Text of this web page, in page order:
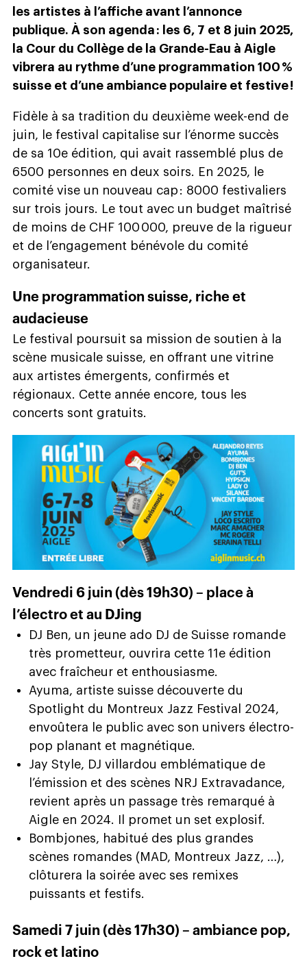
les artistes à l’affiche avant l’annonce
publique. À son agenda : les 6, 7 et 8 juin 2025,
la Cour du Collège de la Grande-Eau à Aigle
vibrera au rythme d’une programmation 100 %
suisse et d’une ambiance populaire et festive !
Fidèle à sa tradition du deuxième week-end de
juin, le festival capitalise sur l’énorme succès
de sa 10e édition, qui avait rassemblé plus de
6500 personnes en deux soirs. En 2025, le
comité vise un nouveau cap : 8000 festivaliers
sur trois jours. Le tout avec un budget maîtrisé
de moins de CHF 100 000, preuve de la rigueur
et de l’engagement bénévole du comité
organisateur.
Une programmation suisse, riche et
audacieuse
Le festival poursuit sa mission de soutien à la
scène musicale suisse, en offrant une vitrine
aux artistes émergents, confirmés et
régionaux. Cette année encore, tous les
concerts sont gratuits.
Vendredi 6 juin (dès 19h30) – place à
l’électro et au DJing
DJ Ben, un jeune ado DJ de Suisse romande
très prometteur, ouvrira cette 11e édition
avec fraîcheur et enthousiasme.
Ayuma, artiste suisse découverte du
Spotlight du Montreux Jazz Festival 2024,
envoûtera le public avec son univers électro-
pop planant et magnétique.
Jay Style, DJ villardou emblématique de
l’émission et des scènes NRJ Extravadance,
revient après un passage très remarqué à
Aigle en 2024. Il promet un set explosif.
Bombjones, habitué des plus grandes
scènes romandes (MAD, Montreux Jazz, …),
clôturera la soirée avec ses remixes
puissants et festifs.
Samedi 7 juin (dès 17h30) – ambiance pop,
rock et latino